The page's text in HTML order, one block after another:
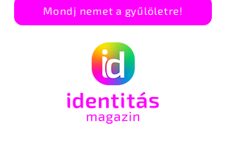
Mondj nemet a gyűlöletre!